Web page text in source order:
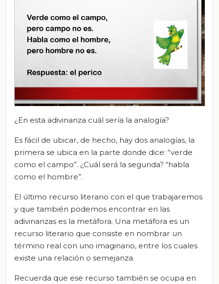
¿En esta adivinanza cuál sería la analogía?
Es fácil de ubicar, de hecho, hay dos analogías, la
primera se ubica en la parte donde dice: “verde
como el campo”. ¿Cuál será la segunda? “habla
como el hombre”.
El último recurso literario con el que trabajaremos
y que también podemos encontrar en las
adivinanzas es la metáfora. Una metáfora es un
recurso literario que consiste en nombrar un
término real con uno imaginario, entre los cuales
existe una relación o semejanza.
Recuerda que ese recurso también se ocupa en